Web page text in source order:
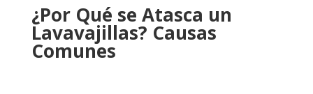
¿Por Qué se Atasca un
Lavavajillas? Causas
Comunes